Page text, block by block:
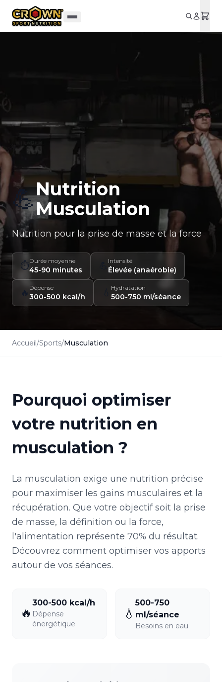
Aller au contenu principal
💪Nutrition
Musculation
Nutrition pour la prise de masse et la force
⏱️Durée moyenne
45-90 minutes
Intensité
Élevée (anaérobie)
🔥 Dépense
300-500 kcal/h
Hydratation
500-750 ml/séance
Accueil/Sports/Musculation
Pourquoi optimiser
votre nutrition en
musculation ?
La musculation exige une nutrition précise
pour maximiser les gains musculaires et la
récupération. Que votre objectif soit la prise
de masse, la définition ou la force,
l'alimentation représente 70% du résultat.
Découvrez comment optimiser vos apports
autour de vos séances.
🔥
300-500 kcal/h
Dépense
énergétique
💧
500-750
ml/séance
Besoins en eau